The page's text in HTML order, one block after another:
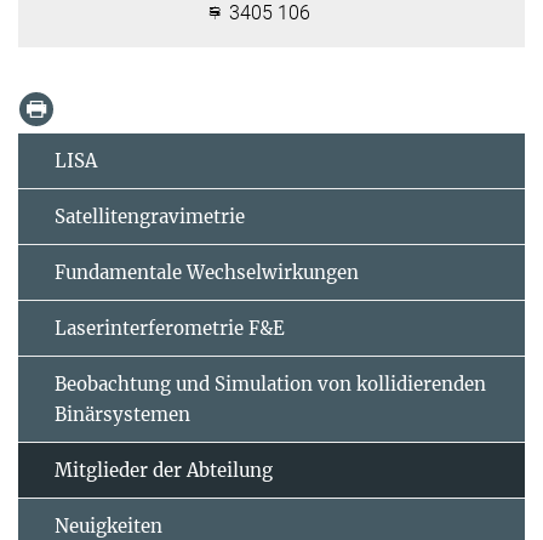
3405 106
LISA
Satellitengravimetrie
Fundamentale Wechselwirkungen
Laserinterferometrie F&E
Beobachtung und Simulation von kollidierenden
Binärsystemen
Mitglieder der Abteilung
Neuigkeiten